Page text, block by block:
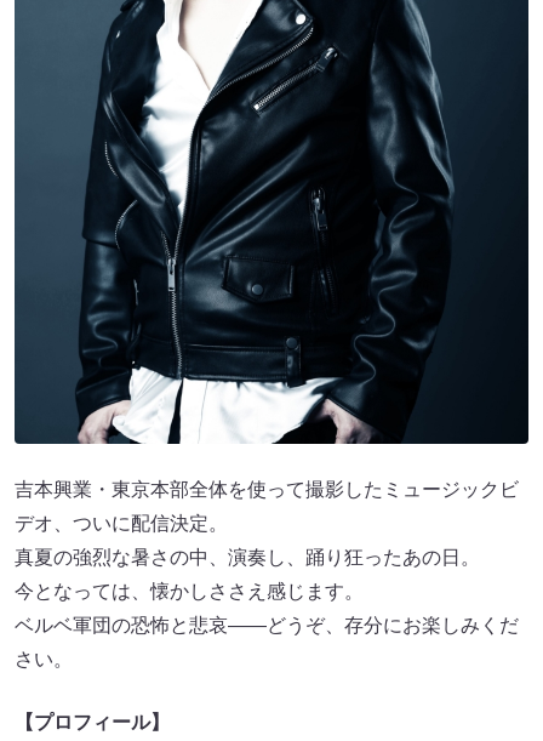
吉本興業・東京本部全体を使って撮影したミュージックビ
デオ、ついに配信決定。
真夏の強烈な暑さの中、演奏し、踊り狂ったあの日。
今となっては、懐かしささえ感じます。
ベルベ軍団の恐怖と悲哀――どうぞ、存分にお楽しみくだ
さい。
【プロフィール】